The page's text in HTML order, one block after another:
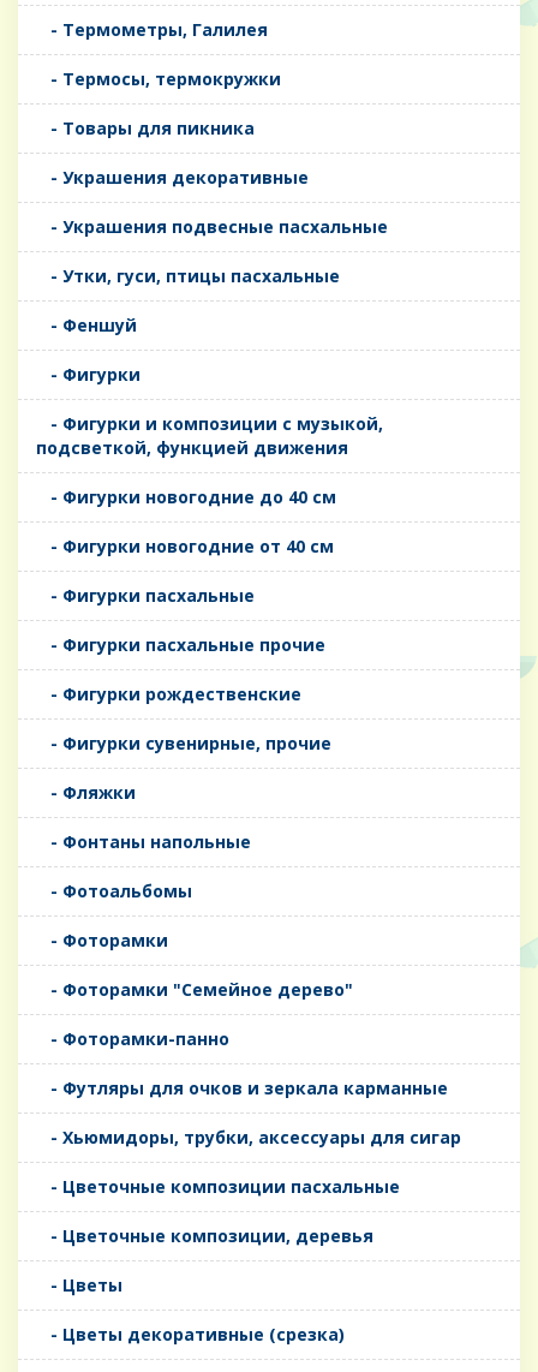
- Термометры, Галилея
- Термосы, термокружки
- Товары для пикника
- Украшения декоративные
- Украшения подвесные пасхальные
- Утки, гуси, птицы пасхальные
- Феншуй
- Фигурки
- Фигурки и композиции с музыкой,
подсветкой, функцией движения
- Фигурки новогодние до 40 см
- Фигурки новогодние от 40 см
- Фигурки пасхальные
- Фигурки пасхальные прочие
- Фигурки рождественские
- Фигурки сувенирные, прочие
- Фляжки
- Фонтаны напольные
- Фотоальбомы
- Фоторамки
- Фоторамки "Семейное дерево"
- Фоторамки-панно
- Футляры для очков и зеркала карманные
- Хьюмидоры, трубки, аксессуары для сигар
- Цветочные композиции пасхальные
- Цветочные композиции, деревья
- Цветы
- Цветы декоративные (срезка)